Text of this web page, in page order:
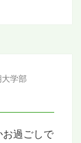
学部
過ごしで